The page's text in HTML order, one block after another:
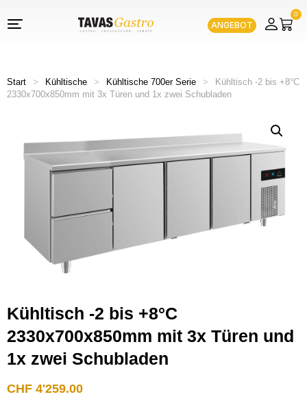
ANGEBOT
0
Start > Kühltische > Kühltische 700er Serie >
Kühltisch -2 bis +8°C
2330x700x850mm mit 3x Türen und 1x zwei Schubladen
Kühltisch -2 bis +8°C
2330x700x850mm mit 3x Türen und
1x zwei Schubladen
CHF 4'259.00